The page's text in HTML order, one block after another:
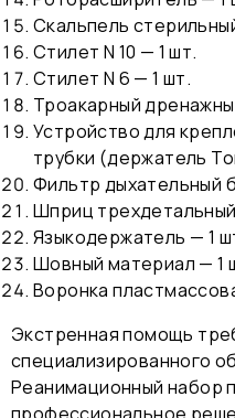
Скальпель
Стилет N 10 — 1 шт.
Стилет N 6 — 1 шт.
Троакарный
Устройство для
трубки (держатель
Фильтр дыхательный
Шприц
Языкодержатель — 1
Шовный материал — 1
Воронка
Экстренная помощь
специализированного
Реанимационный набор